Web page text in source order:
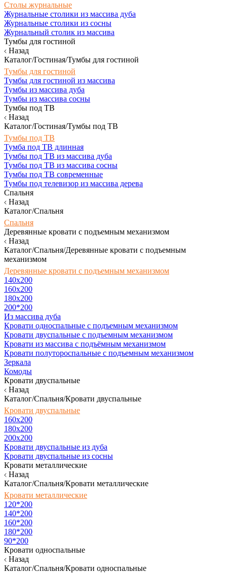
Столы журнальные
Журнальные столики из массива дуба
Журнальные столики из сосны
Журнальный столик из массива
Тумбы для гостиной
Назад
Каталог/Гостиная/Тумбы для гостиной
Тумбы для гостиной
Тумбы для гостиной из массива
Тумбы из массива дуба
Тумбы из массива сосны
Тумбы под ТВ
Назад
Каталог/Гостиная/Тумбы под ТВ
Тумбы под ТВ
Тумба под ТВ длинная
Тумбы под ТВ из массива дуба
Тумбы под ТВ из массива сосны
Тумбы под ТВ современные
Тумбы под телевизор из массива дерева
Спальня
Назад
Каталог/Спальня
Спальня
Деревянные кровати с подъемным механизмом
Назад
Каталог/Спальня/Деревянные кровати с подъемным
механизмом
Деревянные кровати с подъемным механизмом
140x200
160х200
180х200
200*200
Из массива дуба
Кровати односпальные с подъемным механизмом
Кровати двуспальные с подъемным механизмом
Кровати из массива с подъёмным механизмом
Кровати полутороспальные с подъемным механизмом
Зеркала
Комоды
Кровати двуспальные
Назад
Каталог/Спальня/Кровати двуспальные
Кровати двуспальные
160х200
180x200
200x200
Кровати двуспальные из дуба
Кровати двуспальные из сосны
Кровати металлические
Назад
Каталог/Спальня/Кровати металлические
Кровати металлические
120*200
140*200
160*200
180*200
90*200
Кровати односпальные
Назад
Каталог/Спальня/Кровати односпальные